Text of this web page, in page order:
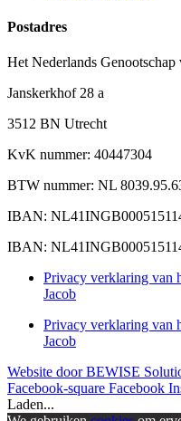
Postadres
Het Nederlands Genootschap
Janskerkhof 28 a
3512 BN Utrecht
KvK nummer: 40447304
BTW nummer: NL
IBAN:
IBAN:
Privacy verklaring van
Jacob
Privacy verklaring van
Jacob
Website door BEWISE
Facebook-square Facebook
Laden...